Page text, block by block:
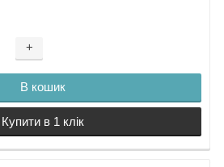
+
В кошик
Купити в 1 клік